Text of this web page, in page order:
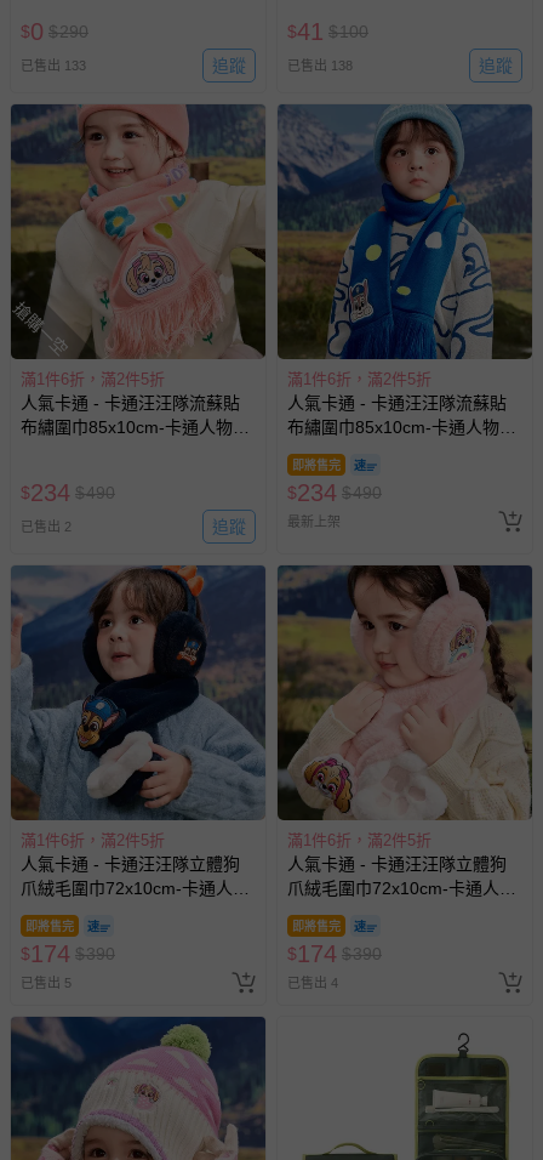
部分商品依據消費者保護法的規定，不適用七天鑑賞期/猶
豫期範圍：
易於腐敗、保存期限較短或解約時即將逾期（例如生鮮
商品、食品等）。
客製化商品（例如客製生日書、姓名貼等）。
報紙、期刊或雜誌（惟書籍如經拆封、使用，則酌收整
新費用）。
經消費者拆封之影音商品或電腦軟體（例如 DVD、CD
等）。
非以有形媒介提供之數位內容或一經提供即為完成之線
上服務，經消費者事先同意始提供（例如線上課程、遊
戲或活動點數等）。
已拆封之以下類型商品：
-新生兒親膚衣物（嬰幼兒包巾與背巾、包屁衣、學習
褲、紗布衣等）。
帶束縛衣、餐搖椅等）。
-其他原廠盒裝商品封口處已貼上「不可拆封」，或具警
示字句等說明貼紙、封條者。
國際航空、客運、訂房等服務。
相關的退換貨辦理流程，可詳見： 退換貨 & 退款問題
其他常見問題：
運送服務：目前提供的運送僅限台灣本島。如您位於離島地
區，可能會無法配送，或須依據商品需加收離島運費。廠商
亦保留出貨與否的權利。離島、偏遠地區、樓層親送等加價
費用，可能會另需加收。
商品實際的配達日期，可於訂單個人資料內的查詢訂單內，
已出貨通知之訊息為主。
如您收到商品，請依正常流程檢查是否完好，若商品遇瑕疵
情形，您可申請更換新品或退貨，請見：
退貨的辦理流程
若您對於會員帳號、商品訂購與資訊、購物流程、付款方
式、折價券與購物金的使用、退貨及商品運送方式等有疑
問，你可詳見：
媽咪愛客服中心
$0 $290
已售出 133 追蹤
$41 $100
已售出 138 追蹤
搶購一空
滿1件6折，滿2件5折
人氣卡通 - 卡通汪汪隊流蘇貼
布繡圍巾85x10cm-卡通人物天
$234 $490
已售出 2 追蹤
滿1件6折，滿2件5折
人氣卡通 - 卡通汪汪隊流蘇貼
布繡圍巾85x10cm-卡通人物阿
奇-藍色
即將售完
$234 $490
最新上架
滿1件6折，滿2件5折
人氣卡通 - 卡通汪汪隊立體狗
爪絨毛圍巾72x10cm-卡通人物
阿奇-藏青
即將售完
$174 $390
已售出 5
滿1件6折，滿2件5折
人氣卡通 - 卡通汪汪隊立體狗
爪絨毛圍巾72x10cm-卡通人物
天天-粉色
即將售完
$174 $390
已售出 4